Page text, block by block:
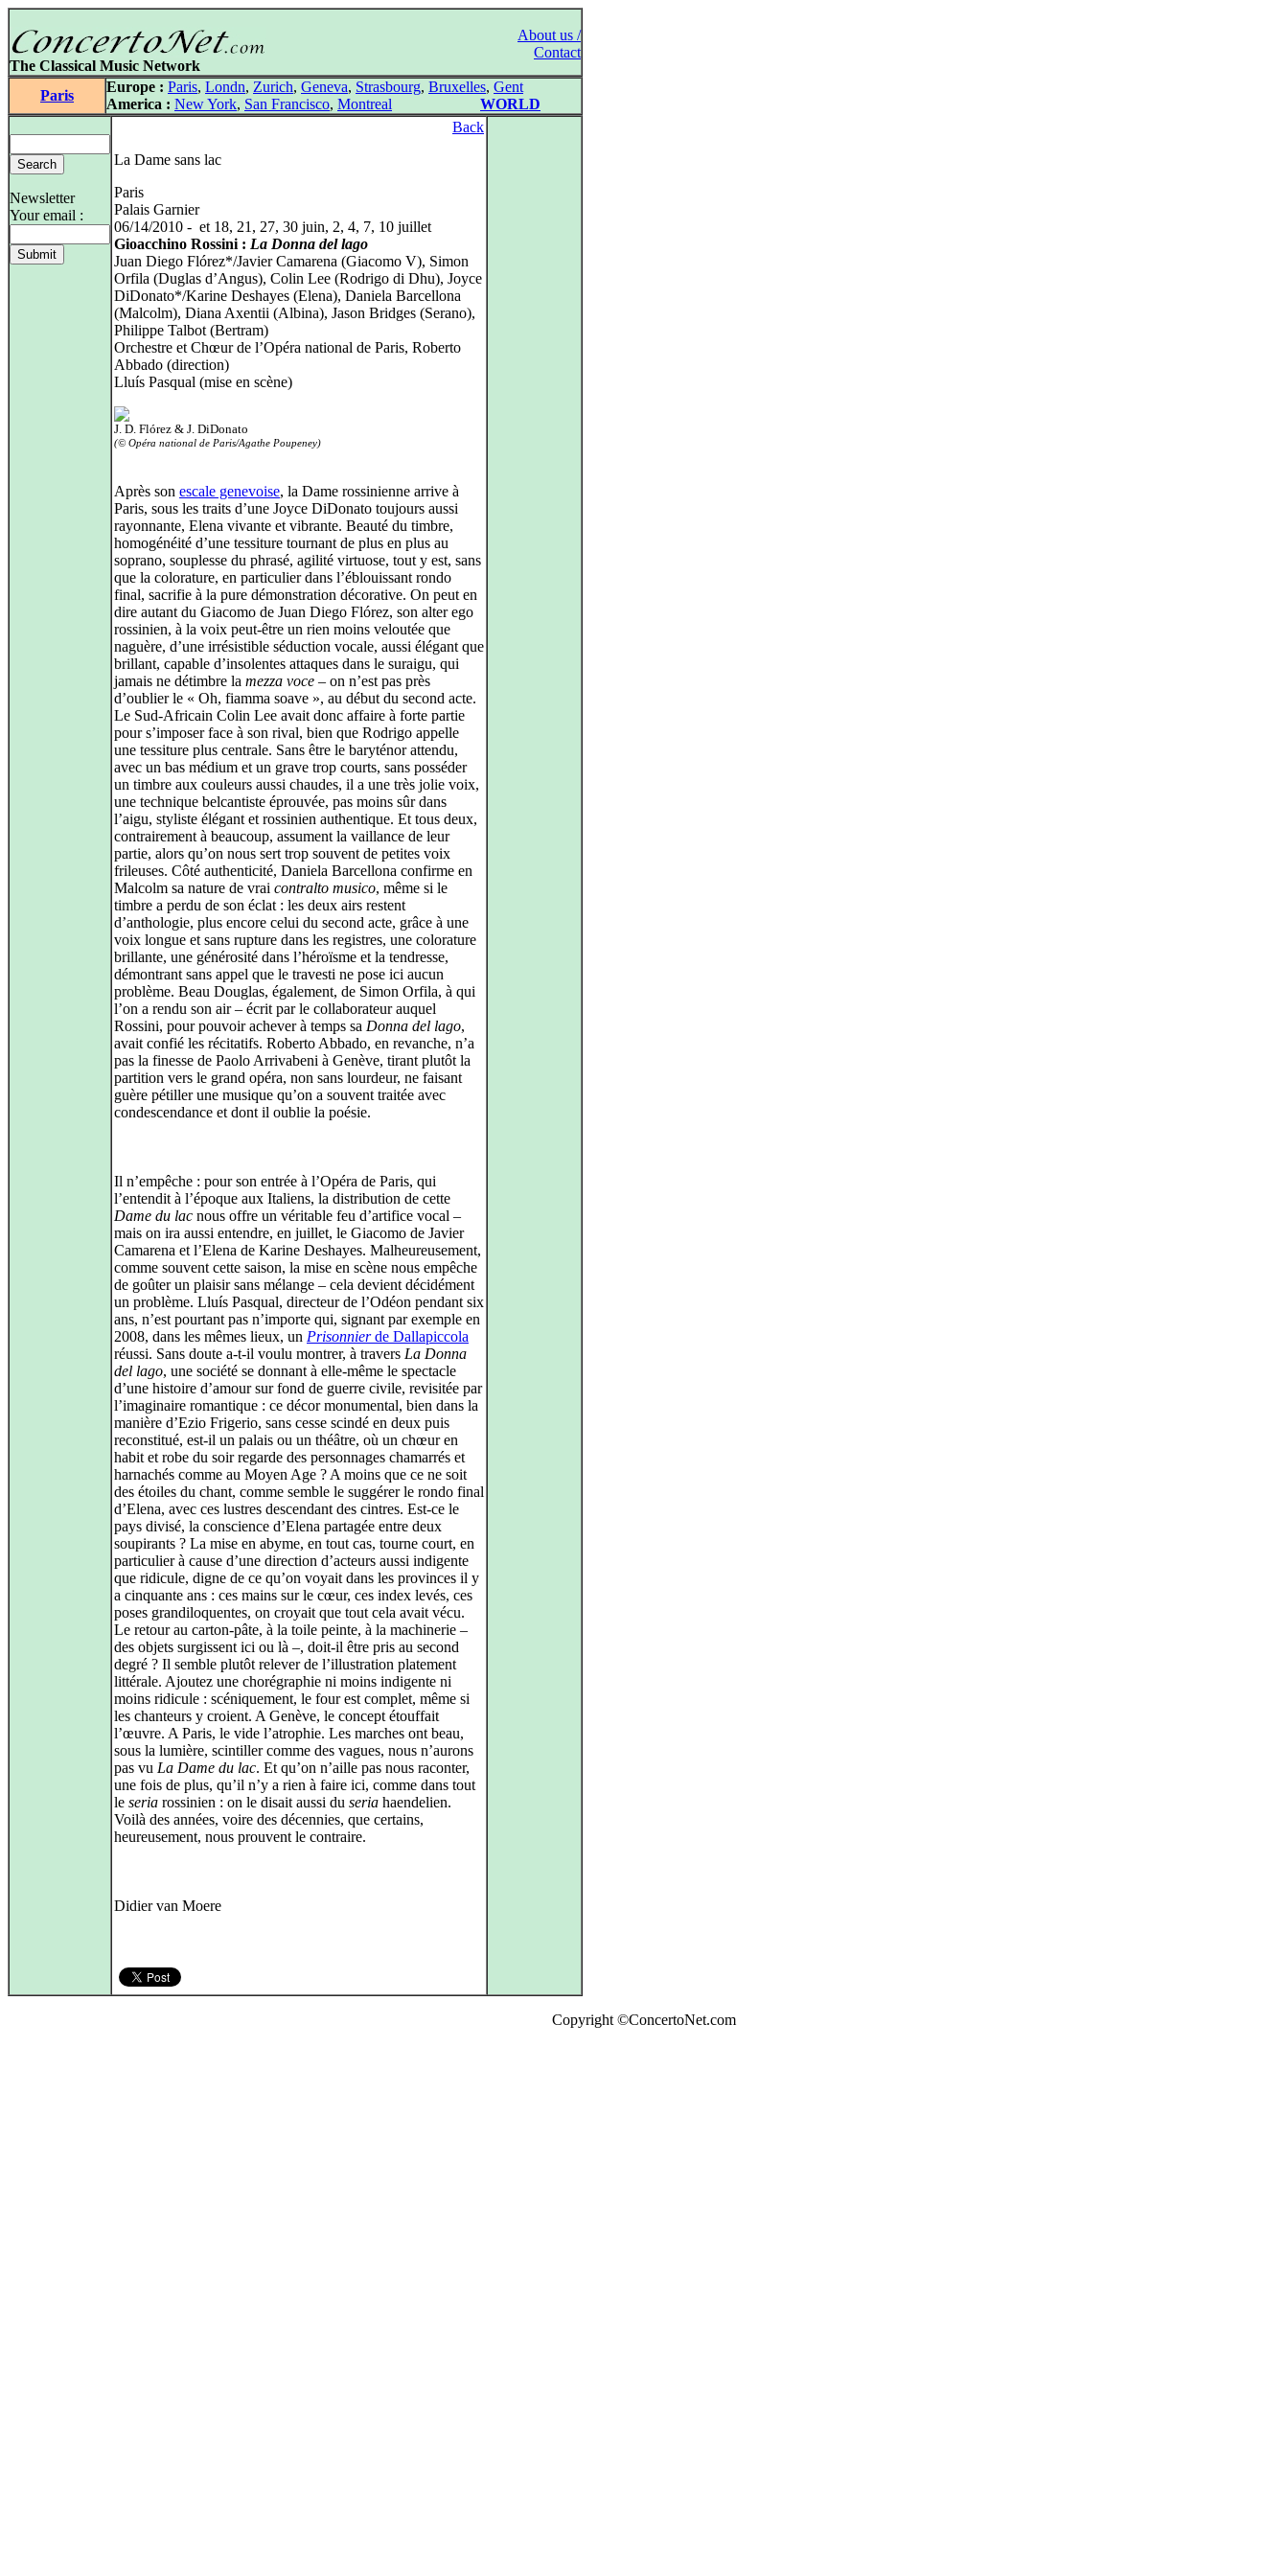
About us /
Contact
The Classical Music Network
Paris
Europe : Paris, Londn, Zurich, Geneva, Strasbourg, Bruxelles, Gent
America : New York, San Francisco, Montreal WORLD
Newsletter
Your email :
Back
La Dame sans lac
Paris
Palais Garnier
06/14/2010 - et 18, 21, 27, 30 juin, 2, 4, 7, 10 juillet
Gioacchino Rossini : La Donna del lago
Juan Diego Flórez*/Javier Camarena (Giacomo V), Simon
Orfila (Duglas d’Angus), Colin Lee (Rodrigo di Dhu), Joyce
DiDonato*/Karine Deshayes (Elena), Daniela Barcellona
(Malcolm), Diana Axentii (Albina), Jason Bridges (Serano),
Philippe Talbot (Bertram)
Orchestre et Chœur de l’Opéra national de Paris, Roberto
Abbado (direction)
Lluís Pasqual (mise en scène)
J. D. Flórez & J. DiDonato
(© Opéra national de Paris/Agathe Poupeney)
Après son escale genevoise, la Dame rossinienne arrive à
Paris, sous les traits d’une Joyce DiDonato toujours aussi
rayonnante, Elena vivante et vibrante. Beauté du timbre,
homogénéité d’une tessiture tournant de plus en plus au
soprano, souplesse du phrasé, agilité virtuose, tout y est, sans
que la colorature, en particulier dans l’éblouissant rondo
final, sacrifie à la pure démonstration décorative. On peut en
dire autant du Giacomo de Juan Diego Flórez, son alter ego
rossinien, à la voix peut-être un rien moins veloutée que
naguère, d’une irrésistible séduction vocale, aussi élégant que
brillant, capable d’insolentes attaques dans le suraigu, qui
jamais ne détimbre la mezza voce – on n’est pas près
d’oublier le « Oh, fiamma soave », au début du second acte.
Le Sud-Africain Colin Lee avait donc affaire à forte partie
pour s’imposer face à son rival, bien que Rodrigo appelle
une tessiture plus centrale. Sans être le baryténor attendu,
avec un bas médium et un grave trop courts, sans posséder
un timbre aux couleurs aussi chaudes, il a une très jolie voix,
une technique belcantiste éprouvée, pas moins sûr dans
l’aigu, styliste élégant et rossinien authentique. Et tous deux,
contrairement à beaucoup, assument la vaillance de leur
partie, alors qu’on nous sert trop souvent de petites voix
frileuses. Côté authenticité, Daniela Barcellona confirme en
Malcolm sa nature de vrai contralto musico, même si le
timbre a perdu de son éclat : les deux airs restent
d’anthologie, plus encore celui du second acte, grâce à une
voix longue et sans rupture dans les registres, une colorature
brillante, une générosité dans l’héroïsme et la tendresse,
démontrant sans appel que le travesti ne pose ici aucun
problème. Beau Douglas, également, de Simon Orfila, à qui
l’on a rendu son air – écrit par le collaborateur auquel
Rossini, pour pouvoir achever à temps sa Donna del lago,
avait confié les récitatifs. Roberto Abbado, en revanche, n’a
pas la finesse de Paolo Arrivabeni à Genève, tirant plutôt la
partition vers le grand opéra, non sans lourdeur, ne faisant
guère pétiller une musique qu’on a souvent traitée avec
condescendance et dont il oublie la poésie.
Il n’empêche : pour son entrée à l’Opéra de Paris, qui
l’entendit à l’époque aux Italiens, la distribution de cette
Dame du lac nous offre un véritable feu d’artifice vocal –
mais on ira aussi entendre, en juillet, le Giacomo de Javier
Camarena et l’Elena de Karine Deshayes. Malheureusement,
comme souvent cette saison, la mise en scène nous empêche
de goûter un plaisir sans mélange – cela devient décidément
un problème. Lluís Pasqual, directeur de l’Odéon pendant six
ans, n’est pourtant pas n’importe qui, signant par exemple en
2008, dans les mêmes lieux, un Prisonnierde Dallapiccola
réussi. Sans doute a-t-il voulu montrer, à travers La Donna
del lago, une société se donnant à elle-même le spectacle
d’une histoire d’amour sur fond de guerre civile, revisitée par
l’imaginaire romantique : ce décor monumental, bien dans la
manière d’Ezio Frigerio, sans cesse scindé en deux puis
reconstitué, est-il un palais ou un théâtre, où un chœur en
habit et robe du soir regarde des personnages chamarrés et
harnachés comme au Moyen Age ? A moins que ce ne soit
des étoiles du chant, comme semble le suggérer le rondo final
d’Elena, avec ces lustres descendant des cintres. Est-ce le
pays divisé, la conscience d’Elena partagée entre deux
soupirants ? La mise en abyme, en tout cas, tourne court, en
particulier à cause d’une direction d’acteurs aussi indigente
que ridicule, digne de ce qu’on voyait dans les provinces il y
a cinquante ans : ces mains sur le cœur, ces index levés, ces
poses grandiloquentes, on croyait que tout cela avait vécu.
Le retour au carton-pâte, à la toile peinte, à la machinerie –
des objets surgissent ici ou là –, doit-il être pris au second
degré ? Il semble plutôt relever de l’illustration platement
littérale. Ajoutez une chorégraphie ni moins indigente ni
moins ridicule : scéniquement, le four est complet, même si
les chanteurs y croient. A Genève, le concept étouffait
l’œuvre. A Paris, le vide l’atrophie. Les marches ont beau,
sous la lumière, scintiller comme des vagues, nous n’aurons
pas vu La Dame du lac. Et qu’on n’aille pas nous raconter,
une fois de plus, qu’il n’y a rien à faire ici, comme dans tout
le seria rossinien : on le disait aussi du seria haendelien.
Voilà des années, voire des décennies, que certains,
heureusement, nous prouvent le contraire.
Didier van Moere
Copyright ©ConcertoNet.com